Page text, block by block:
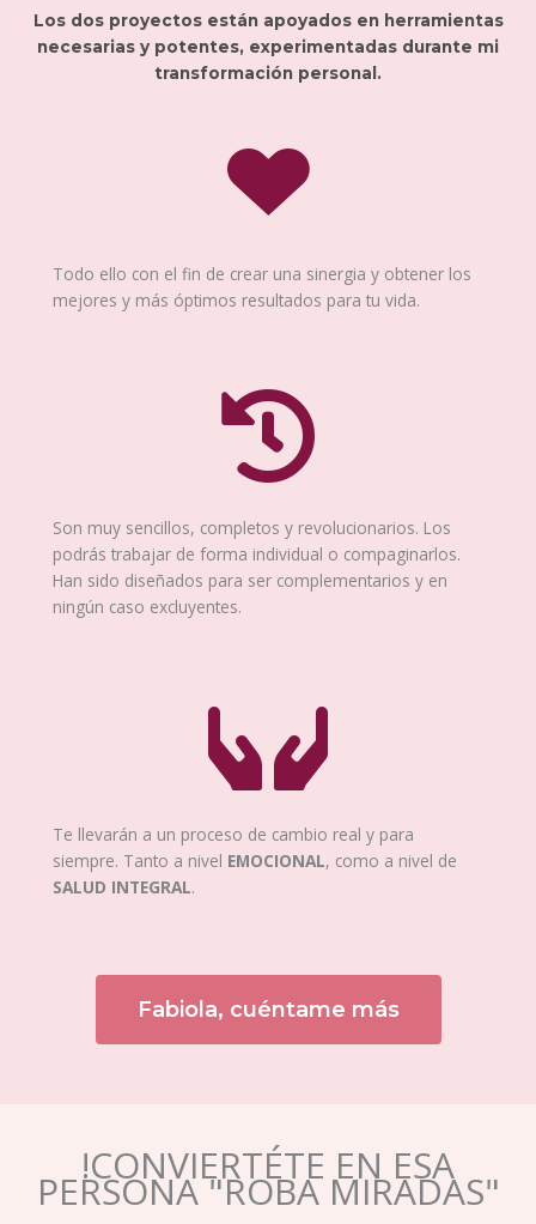
Los dos proyectos están apoyados en herramientas
necesarias y potentes, experimentadas durante mi
transformación personal.
Todo ello con el fin de crear una sinergia y obtener los
mejores y más óptimos resultados para tu vida.
Son muy sencillos, completos y revolucionarios. Los
podrás trabajar de forma individual o compaginarlos.
Han sido diseñados para ser complementarios y en
ningún caso excluyentes.
Te llevarán a un proceso de cambio real y para
siempre. Tanto a nivel EMOCIONAL, como a nivel de
SALUD INTEGRAL.
Fabiola, cuéntame más
!CONVIERTÉTE EN ESA
PERSONA "ROBA MIRADAS"